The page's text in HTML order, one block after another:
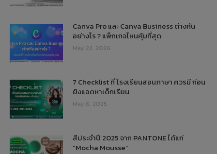
Canva Pro และ Canva Business ต่างกัน
อย่างไร ? แพ็กเกจไหนคุ้มที่สุด
May 22, 2026
7 Checklist ที่ โรงเรียนสอนภาษา ควรมี ก่อน
ยิงแอดหาเด็กเรียน
May 6, 2025
สีประจำปี 2025 จาก PANTONE ได้แก่
“Mocha Mousse”